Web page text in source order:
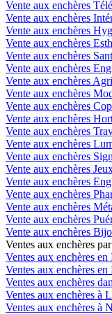
Vente aux enchères
Vente aux enchères
Vente aux enchères
Vente aux enchères
Vente aux enchères
Vente aux enchères
Vente aux enchères
Vente aux enchères
Vente aux enchères
Vente aux enchères
Vente aux enchères
Vente aux enchères
Vente aux enchères
Vente aux enchères
Vente aux enchères
Vente aux enchères
Vente aux enchères
Vente aux enchères
Vente aux enchères
Ventes aux enchères
Ventes aux enchères
Ventes aux enchères
Ventes aux enchères
Ventes aux enchères à
Ventes aux enchères à